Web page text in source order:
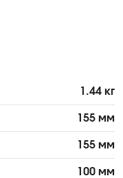
1.44 кг
155 мм
155 мм
100 мм